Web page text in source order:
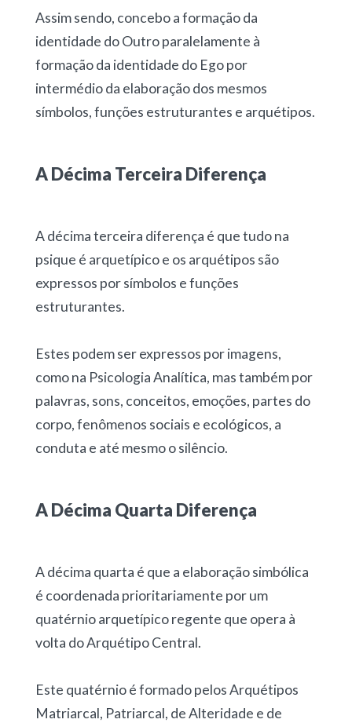
Assim sendo, concebo a formação da
identidade do Outro paralelamente à
formação da identidade do Ego por
intermédio da elaboração dos mesmos
símbolos, funções estruturantes e arquétipos.
A Décima Terceira Diferença
A décima terceira diferença é que tudo na
psique é arquetípico e os arquétipos são
expressos por símbolos e funções
estruturantes.
Estes podem ser expressos por imagens,
como na Psicologia Analítica, mas também por
palavras, sons, conceitos, emoções, partes do
corpo, fenômenos sociais e ecológicos, a
conduta e até mesmo o silêncio.
A Décima Quarta Diferença
A décima quarta é que a elaboração simbólica
é coordenada prioritariamente por um
quatérnio arquetípico regente que opera à
volta do Arquétipo Central.
Este quatérnio é formado pelos Arquétipos
Matriarcal, Patriarcal, de Alteridade e de